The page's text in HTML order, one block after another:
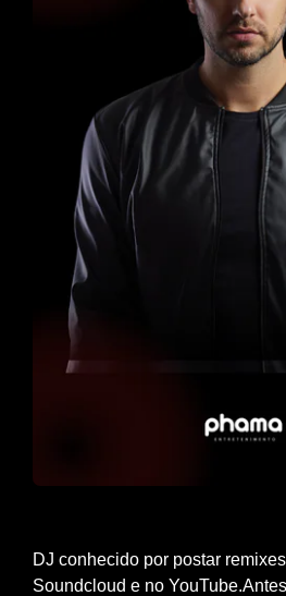
DJ conhecido por postar
Soundcloud e no